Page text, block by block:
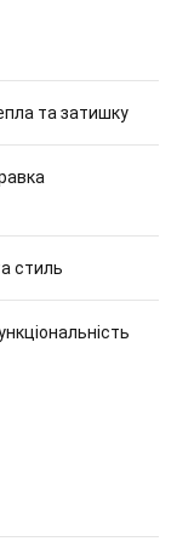
та затишку
стиль